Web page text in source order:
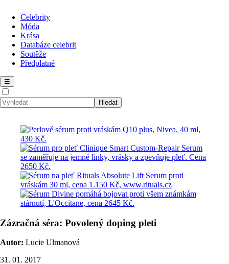
Celebrity
Móda
Krása
Databáze celebrit
Soutěže
Předplatné
☰
Zázračná séra: Povolený doping pleti
Autor: Lucie Ulmanová
31. 01. 2017